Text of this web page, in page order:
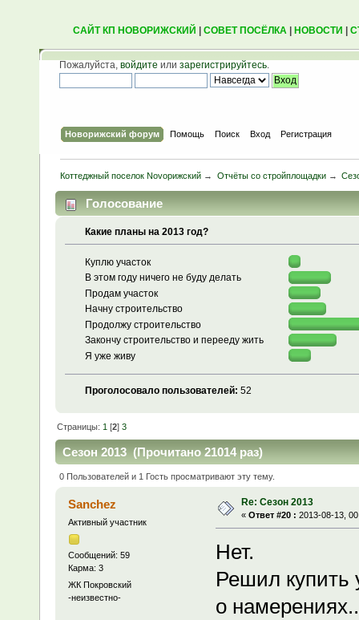
САЙТ КП НОВОРИЖСКИЙ СОВЕТ ПОСЁЛКА| НОВОСТИ
Пожалуйста, войдите или зарегистрируйтесь.
Новорижский форум Помощь Поиск Вход Регистрация
Коттеджный поселок Novoрижский → Отчёты со стройплощадки→
Голосование
Какие планы на 2013 год?
Куплю участок
В этом году ничего не буду делать
Продам участок
Начну строительство
Продолжу строительство
Закончу строительство и перееду жить
Я уже живу
Проголосовало пользователей: 52
Страницы: 1 [2]3
Сезон 2013 (Прочитано 21014 раз)
0 Пользователей и 1 Гость просматривают эту тему.
Sanchez
Активный участник
Сообщений: 59
Карма: 3
ЖК Покровский
-неизвестно-
Re: Сезон 2013
« Ответ #20 : 2013-08-13,
Нет.
Решил купить
о